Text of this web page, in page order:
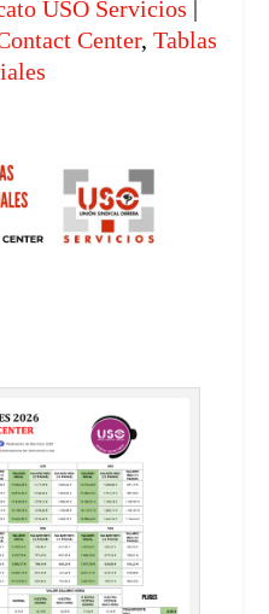
USO Servicios |
Center, Tablas